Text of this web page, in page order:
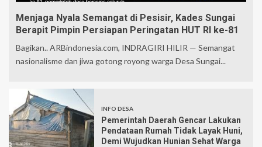
Menjaga Nyala Semangat di Pesisir, Kades Sungai
Berapit Pimpin Persiapan Peringatan HUT RI ke-81
Bagikan.. ARBindonesia.com, INDRAGIRI HILIR — Semangat
nasionalisme dan jiwa gotong royong warga Desa Sungai...
INFO DESA
Pemerintah Daerah Gencar Lakukan
Pendataan Rumah Tidak Layak Huni,
Demi Wujudkan Hunian Sehat Warga